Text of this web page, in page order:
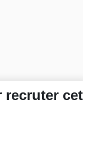
recruter cet